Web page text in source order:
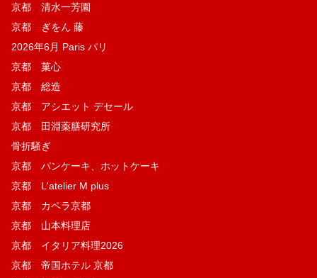
京都 清水一芳園
京都 ぎをん 藤
2026年6月 Paris パリ
京都 菓​心
京都 総造
京都 アシエット デセール
京都 田淵薬膳研究所
骨折騒ぎ
京都 パンケーキ、ホットケーキ
京都 L'atelier M plus
京都 カペラ京都
京都 山本料理店
京都 イタリア料理2026
京都 帝国ホテル 京都